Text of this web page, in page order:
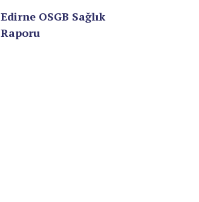
Edirne OSGB Sağlık
Raporu